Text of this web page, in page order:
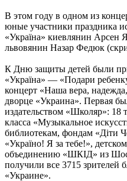
В этом году в одном из
юные участники праздника
«Україна» киевлянин Арсен
львовянин Назар Федюк
К Дню защиты детей были
«Україна» — «Подари
концерт «Наша вера,
дворце «Украина». Первая
издательством «Школяр»: 18
класса «Музыкальное
библиотекам, фондам «Дiти
«Україно! Я за тебе!»,
объединению «ШКIД» из
получили все 3715 зрителей
«Украине».